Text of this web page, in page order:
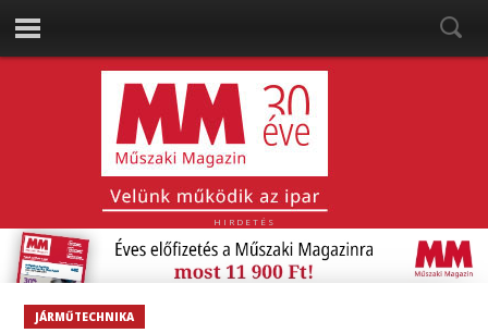
HIRDETÉS
JÁRMŰTECHNIKA